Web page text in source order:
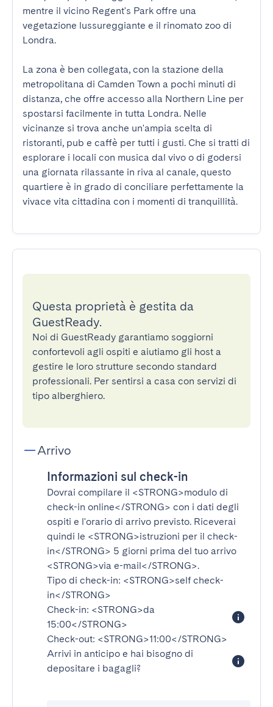
mentre il vicino Regent's Park offre una
vegetazione lussureggiante e il rinomato zoo di
Londra.
La zona è ben collegata, con la stazione della
metropolitana di Camden Town a pochi minuti di
distanza, che offre accesso alla Northern Line per
spostarsi facilmente in tutta Londra. Nelle
vicinanze si trova anche un'ampia scelta di
ristoranti, pub e caffè per tutti i gusti. Che si tratti di
esplorare i locali con musica dal vivo o di godersi
una giornata rilassante in riva al canale, questo
quartiere è in grado di conciliare perfettamente la
vivace vita cittadina con i momenti di tranquillità.
Questa proprietà è gestita da
GuestReady.
Noi di GuestReady garantiamo soggiorni
confortevoli agli ospiti e aiutiamo gli host a
gestire le loro strutture secondo standard
professionali. Per sentirsi a casa con servizi di
tipo alberghiero.
Arrivo
Informazioni sul check-in
Dovrai compilare il <STRONG>modulo di
check-in online</STRONG> con i dati degli
ospiti e l'orario di arrivo previsto. Riceverai
quindi le <STRONG>istruzioni per il check-
in</STRONG> 5 giorni prima del tuo arrivo
<STRONG>via e-mail</STRONG>.
Tipo di check-in: <STRONG>self check-
in</STRONG>
Check-in: <STRONG>da
15:00</STRONG>
Check-out: <STRONG>11:00</STRONG>
Arrivi in anticipo e hai bisogno di
depositare i bagagli?